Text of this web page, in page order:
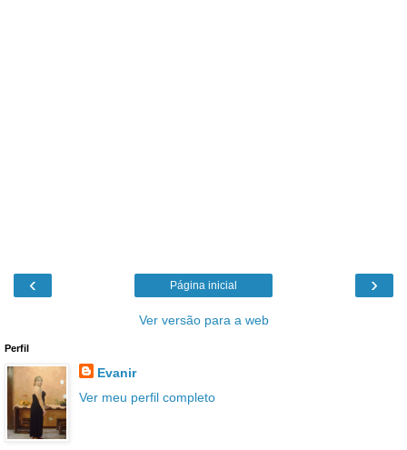
‹ ›
Página inicial
Ver versão para a web
Perfil
Evanir
Ver meu perfil completo